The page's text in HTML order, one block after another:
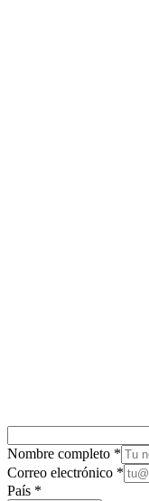
Nombre completo *
Correo electrónico *
País *